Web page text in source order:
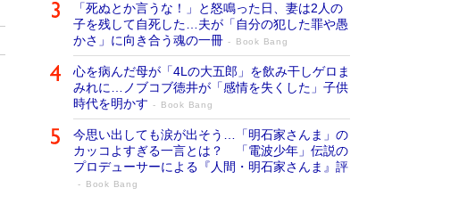
「死ぬとか言うな！」と怒鳴った日、妻は2人の
子を残して自死した…夫が「自分の犯した罪や愚
かさ」に向き合う魂の一冊
Book Bang
心を病んだ母が「4Lの大五郎」を飲み干しゲロま
みれに…ノブコブ徳井が「感情を失くした」子供
時代を明かす
Book Bang
今思い出しても涙が出そう…「明石家さんま」の
カッコよすぎる一言とは？ 「電波少年」伝説の
プロデューサーによる『人間・明石家さんま』評
Book Bang